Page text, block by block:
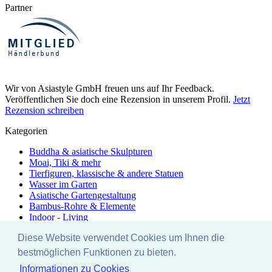
Partner
Wir von Asiastyle GmbH freuen uns auf Ihr Feedback.
Veröffentlichen Sie doch eine Rezension in unserem Profil. Jetzt
Rezension schreiben
Kategorien
Buddha & asiatische Skulpturen
Moai, Tiki & mehr
Tierfiguren, klassische & andere Statuen
Wasser im Garten
Asiatische Gartengestaltung
Bambus-Rohre & Elemente
Indoor - Living
Edelrost von Saremo
Zubehör & Pflege
Rabattaktionen
Diese Website verwendet Cookies um Ihnen die
bestmöglichen Funktionen zu bieten.
Informationen zu Cookies